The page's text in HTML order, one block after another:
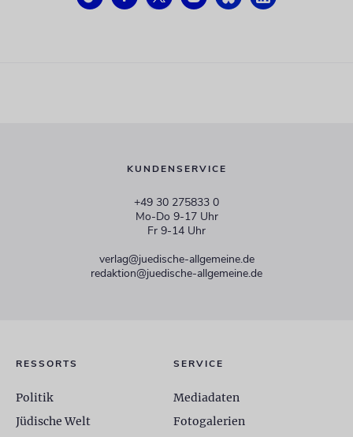
KUNDENSERVICE
+49 30 275833 0
Mo-Do 9-17 Uhr
Fr 9-14 Uhr
verlag@juedische-allgemeine.de
redaktion@juedische-allgemeine.de
RESSORTS
Politik
Jüdische Welt
SERVICE
Mediadaten
Fotogalerien